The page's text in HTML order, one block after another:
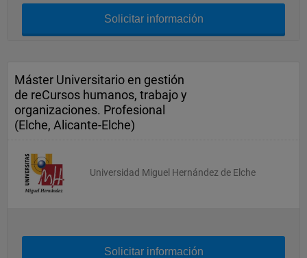
Solicitar información
Máster Universitario en gestión
de reCursos humanos, trabajo y
organizaciones. Profesional
(Elche, Alicante-Elche)
Universidad Miguel Hernández de Elche
Solicitar información